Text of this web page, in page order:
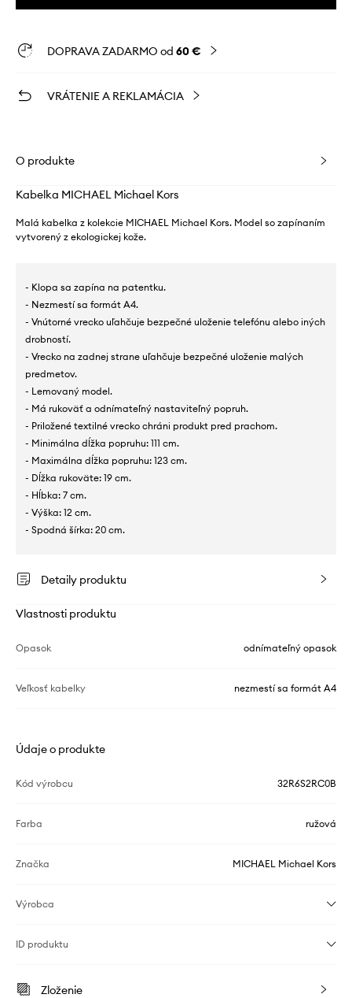
DOPRAVA ZADARMO od 60 €
VRÁTENIE A REKLAMÁCIA
O produkte
Kabelka MICHAEL Michael Kors
Malá kabelka z kolekcie MICHAEL Michael Kors. Model so zapínaním
vytvorený z ekologickej kože.
- Klopa sa zapína na patentku.
- Nezmestí sa formát A4.
- Vnútorné vrecko uľahčuje bezpečné uloženie telefónu alebo iných
drobností.
- Vrecko na zadnej strane uľahčuje bezpečné uloženie malých
predmetov.
- Lemovaný model.
- Má rukoväť a odnímateľný nastaviteľný popruh.
- Priložené textilné vrecko chráni produkt pred prachom.
- Minimálna dĺžka popruhu: 111 cm.
- Maximálna dĺžka popruhu: 123 cm.
- Dĺžka rukoväte: 19 cm.
- Hĺbka: 7 cm.
- Výška: 12 cm.
- Spodná šírka: 20 cm.
Detaily produktu
Vlastnosti produktu
Opasok odnímateľný opasok
Veľkosť kabelky nezmestí sa formát A4
Údaje o produkte
Kód výrobcu 32R6S2RC0B
Farba ružová
Značka MICHAEL Michael Kors
Výrobca
ID produktu
Zloženie